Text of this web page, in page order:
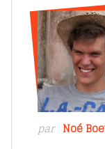
par Noé